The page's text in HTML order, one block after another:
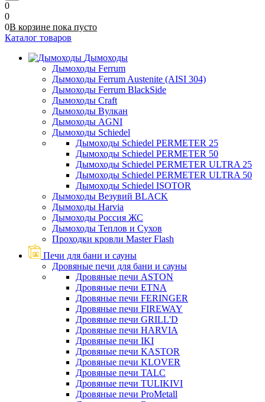
0
0
0В корзине пока пусто
Каталог товаров
Дымоходы
Дымоходы Ferrum
Дымоходы Ferrum Austenite (AISI 304)
Дымоходы Ferrum BlackSide
Дымоходы Craft
Дымоходы Вулкан
Дымоходы AGNI
Дымоходы Schiedel
Дымоходы Schiedel PERMETER 25
Дымоходы Schiedel PERMETER 50
Дымоходы Schiedel PERMETER ULTRA 25
Дымоходы Schiedel PERMETER ULTRA 50
Дымоходы Schiedel ISOTOR
Дымоходы Везувий BLACK
Дымоходы Harvia
Дымоходы Россия ЖС
Дымоходы Теплов и Сухов
Проходки кровли Master Flash
Печи для бани и сауны
Дровяные печи для бани и сауны
Дровяные печи ASTON
Дровяные печи ETNA
Дровяные печи FERINGER
Дровяные печи FIREWAY
Дровяные печи GRILL'D
Дровяные печи HARVIA
Дровяные печи IKI
Дровяные печи KASTOR
Дровяные печи KLOVER
Дровяные печи TALC
Дровяные печи TULIKIVI
Дровяные печи ProMetall